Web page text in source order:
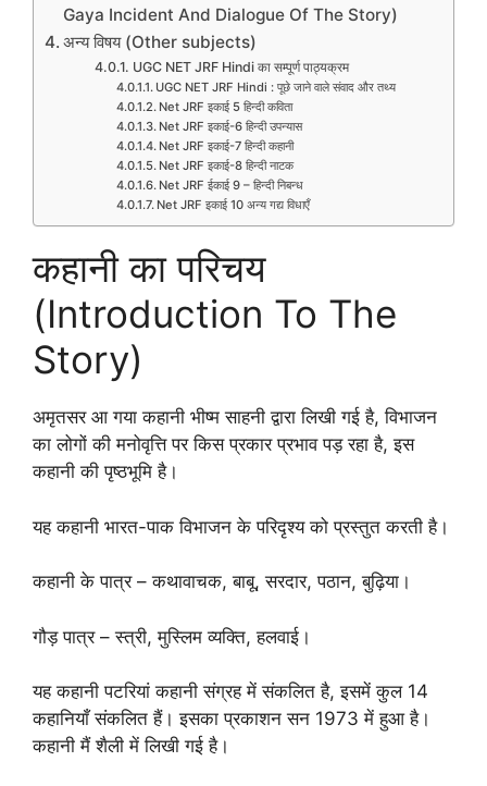
Gaya Incident And Dialogue Of The Story)
अन्य विषय (Other subjects)
UGC NET JRF Hindi का सम्पूर्ण पाठ्यक्रम
UGC NET JRF Hindi : पूछे जाने वाले संवाद और तथ्य
Net JRF इकाई 5 हिन्दी कविता
Net JRF इकाई-6 हिन्दी उपन्यास
Net JRF इकाई-7 हिन्दी कहानी
Net JRF इकाई-8 हिन्दी नाटक
Net JRF ईकाई 9 – हिन्दी निबन्ध
Net JRF इकाई 10 अन्य गद्य विधाएँ
कहानी का परिचय
(Introduction To The
Story)
अमृतसर आ गया कहानी भीष्म साहनी द्वारा लिखी गई है, विभाजन
का लोगों की मनोवृत्ति पर किस प्रकार प्रभाव पड़ रहा है, इस
कहानी की पृष्ठभूमि है।
यह कहानी भारत-पाक विभाजन के परिदृश्य को प्रस्तुत करती है।
कहानी के पात्र – कथावाचक, बाबू, सरदार, पठान, बुढ़िया।
गौड़ पात्र – स्त्री, मुस्लिम व्यक्ति, हलवाई।
यह कहानी पटरियां कहानी संग्रह में संकलित है, इसमें कुल 14
कहानियाँ संकलित हैं। इसका प्रकाशन सन 1973 में हुआ है।
कहानी मैं शैली में लिखी गई है।